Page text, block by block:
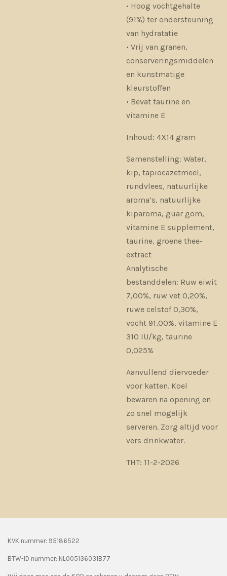
• Hoog vochtgehalte
(91%) ter ondersteuning
van hydratatie
• Vrij van granen,
conserveringsmiddelen
en kunstmatige
kleurstoffen
• Bevat taurine en
vitamine E
Inhoud: 4X14 gram
Samenstelling: Water,
kip, tapiocazetmeel,
rundvlees, natuurlijke
aroma’s, natuurlijke
kiparoma, guar gom,
vitamine E supplement,
taurine, groene thee-
extract
Analytische
bestanddelen: Ruw eiwit
7,00%, ruw vet 0,20%,
ruwe celstof 0,30%,
vocht 91,00%, vitamine E
310 IU/kg, taurine
0,025%
Aanvullend diervoeder
voor katten. Koel
bewaren na opening en
zo snel mogelijk
serveren. Zorg altijd voor
vers drinkwater.
THT: 11-2-2026
KVK nummer: 95186522
BTW-ID nummer: NL005136031B77